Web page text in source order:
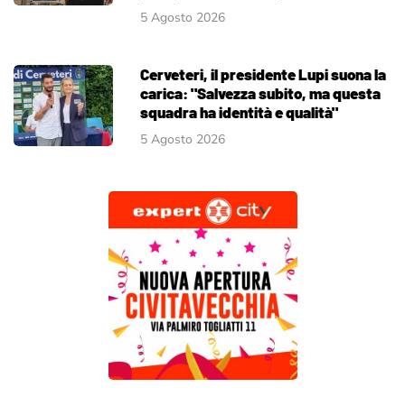
5 Agosto 2026
Cerveteri, il presidente Lupi suona la
carica: "Salvezza subito, ma questa
squadra ha identità e qualità"
5 Agosto 2026